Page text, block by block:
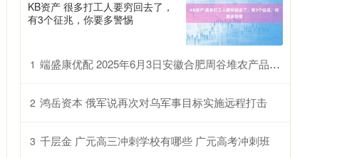
KB资产 很多打工人要穷回去了，
有3个征兆，你要多警惕
1 端盛康优配 2025年6月3日安徽合肥周谷堆农产品批发市场价格行情
2 鸿岳资本 俄军说再次对乌军事目标实施远程打击
3 千层金 广元高三冲刺学校有哪些 广元高考冲刺班